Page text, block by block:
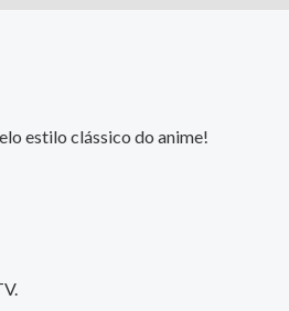
estilo clássico do anime!